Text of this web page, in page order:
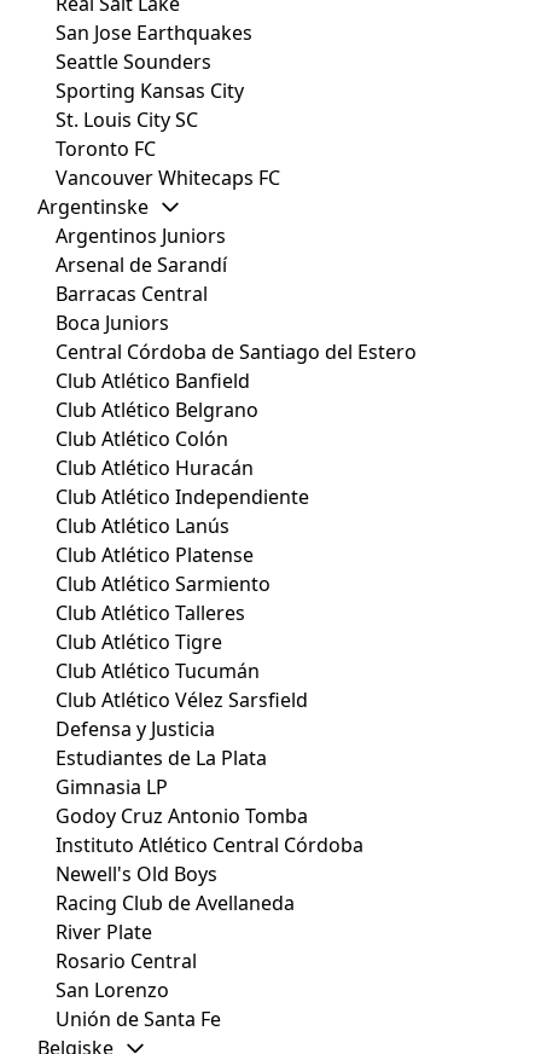
San Jose Earthquakes
Seattle Sounders
Sporting Kansas City
St. Louis City SC
Toronto FC
Vancouver Whitecaps FC
Argentinske
Argentinos Juniors
Arsenal de Sarandí
Barracas Central
Boca Juniors
Central Córdoba de Santiago del Estero
Club Atlético Banfield
Club Atlético Belgrano
Club Atlético Colón
Club Atlético Huracán
Club Atlético Independiente
Club Atlético Lanús
Club Atlético Platense
Club Atlético Sarmiento
Club Atlético Talleres
Club Atlético Tigre
Club Atlético Tucumán
Club Atlético Vélez Sarsfield
Defensa y Justicia
Estudiantes de La Plata
Gimnasia LP
Godoy Cruz Antonio Tomba
Instituto Atlético Central Córdoba
Newell's Old Boys
Racing Club de Avellaneda
River Plate
Rosario Central
San Lorenzo
Unión de Santa Fe
Belgiske